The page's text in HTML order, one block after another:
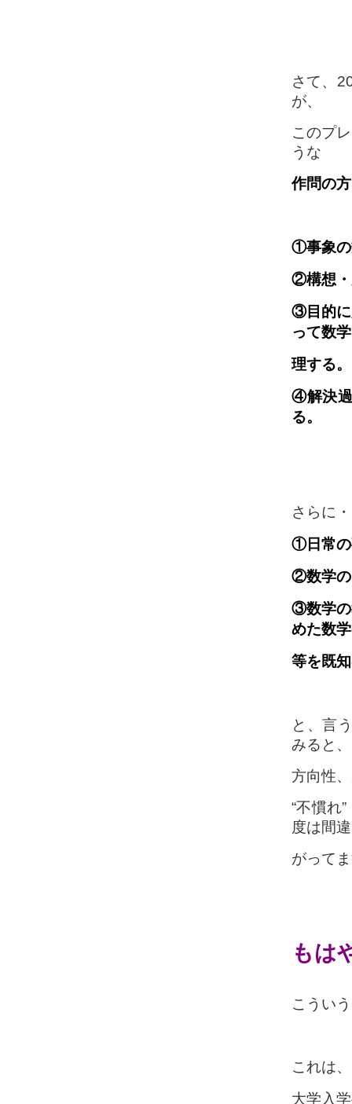
さて、
が、
このプ
うな
作問の
①事象の
②構想・
③目的に
って数
理する。
④解決過
る。
さらに
①日常
②数学の
③数学の
めた数
等を既
と、言
みると、
方向性
“不慣れ
度は間
がって
もは
こうい
これは
大学入